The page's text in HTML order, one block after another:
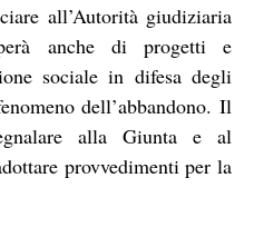
all’Autorità giudiziaria
anche di progetti e
sociale in difesa degli
dell’abbandono. Il
alla Giunta e al
provvedimenti per la